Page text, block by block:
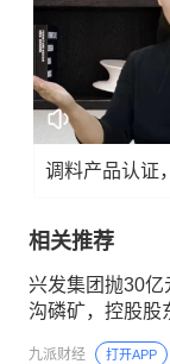
调料产品认证
相关推荐
兴发集团抛30
沟磷矿，控股股
九派财经 打开APP